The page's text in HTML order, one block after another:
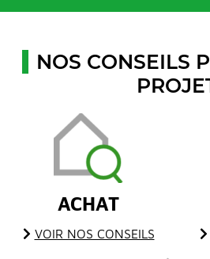
NOS CONSEILS
ACHAT
VOIR NOS CONSEILS